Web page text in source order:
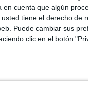
en cuenta que algún
tiene el derecho de
Puede cambiar sus
clic en el botón
de Tierra,
instrucción y
tanto en el
de